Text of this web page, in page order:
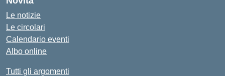
Le notizie
Le circolari
Calendario eventi
Albo online
Tutti gli argomenti